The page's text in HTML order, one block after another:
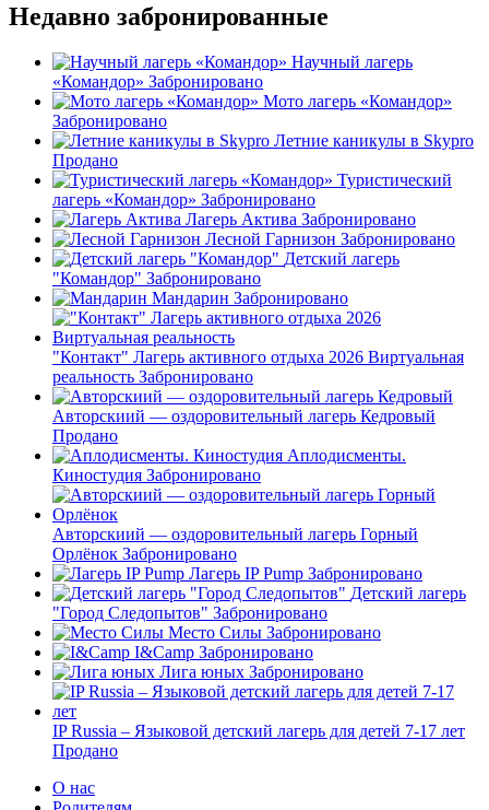
Недавно забронированные
Научный лагерь
«Командор» Забронировано
Мото лагерь «Командор»
Забронировано
Летние каникулы в Skypro
Продано
Туристический
лагерь «Командор» Забронировано
Лагерь Актива Забронировано
Лесной Гарнизон Забронировано
Детский лагерь
"Командор" Забронировано
Мандарин Забронировано
"Контакт" Лагерь активного отдыха 2026 Виртуальная
реальность Забронировано
Авторскиий — оздоровительный лагерь Кедровый
Продано
Аплодисменты.
Киностудия Забронировано
Авторскиий — оздоровительный лагерь Горный
Орлёнок Забронировано
Лагерь IP Pump Забронировано
Детский лагерь
"Город Следопытов" Забронировано
Место Силы Забронировано
I&Camp Забронировано
Лига юных Забронировано
IP Russia – Языковой детский лагерь для детей 7-17 лет
Продано
О нас